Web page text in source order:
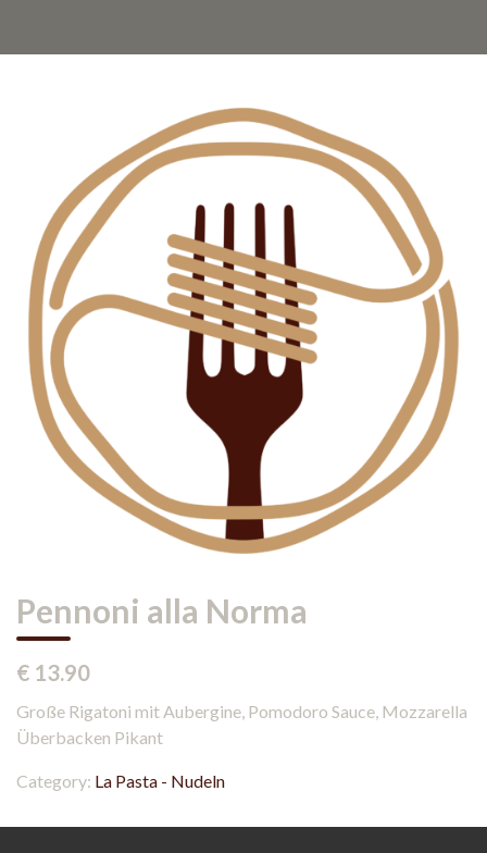
Pennoni alla Norma
€ 13.90
Große Rigatoni mit Aubergine, Pomodoro Sauce, Mozzarella
Überbacken Pikant
Category: La Pasta - Nudeln